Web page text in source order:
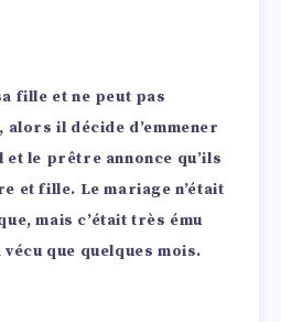
fille et ne peut pas
il décide d’emmener
et le prêtre annonce qu’ils
et fille. Le mariage n’était
mais c’était très ému
vécu que quelques mois.